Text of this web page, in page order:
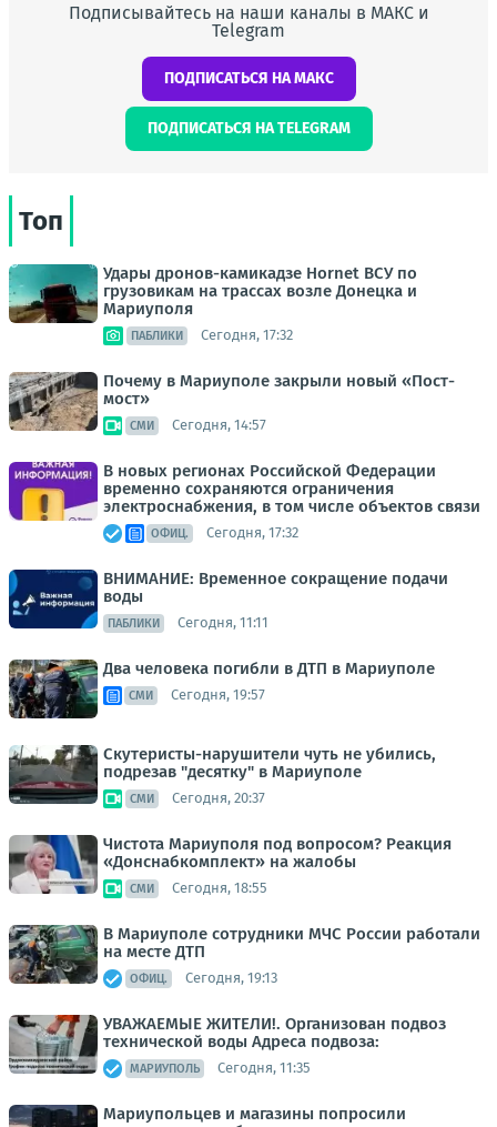
Подписывайтесь на наши каналы в МАКС и
Telegram
ПОДПИСАТЬСЯ НА МАКС
ПОДПИСАТЬСЯ НА TELEGRAM
Топ
Удары дронов-камикадзе Hornet ВСУ по
грузовикам на трассах возле Донецка и
Мариуполя
ПАБЛИКИ Сегодня, 17:32
Почему в Мариуполе закрыли новый «Пост-
мост»
СМИ Сегодня, 14:57
В новых регионах Российской Федерации
временно сохраняются ограничения
электроснабжения, в том числе объектов связи
ОФИЦ. Сегодня, 17:32
ВНИМАНИЕ: Временное сокращение подачи
воды
ПАБЛИКИ Сегодня, 11:11
Два человека погибли в ДТП в Мариуполе
СМИ Сегодня, 19:57
Скутеристы-нарушители чуть не убились,
подрезав "десятку" в Мариуполе
СМИ Сегодня, 20:37
Чистота Мариуполя под вопросом? Реакция
«Донснабкомплект» на жалобы
СМИ Сегодня, 18:55
В Мариуполе сотрудники МЧС России работали
на месте ДТП
ОФИЦ. Сегодня, 19:13
УВАЖАЕМЫЕ ЖИТЕЛИ!. Организован подвоз
технической воды Адреса подвоза:
МАРИУПОЛЬ Сегодня, 11:35
Мариупольцев и магазины попросили